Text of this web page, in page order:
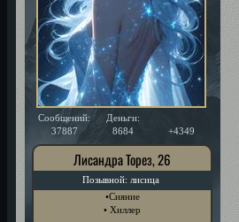
Сообщений:
37887
Деньги:
8684
+4349
Лисандра Торез, 26
•Сияние
• Хиллер
Позывной: лисица